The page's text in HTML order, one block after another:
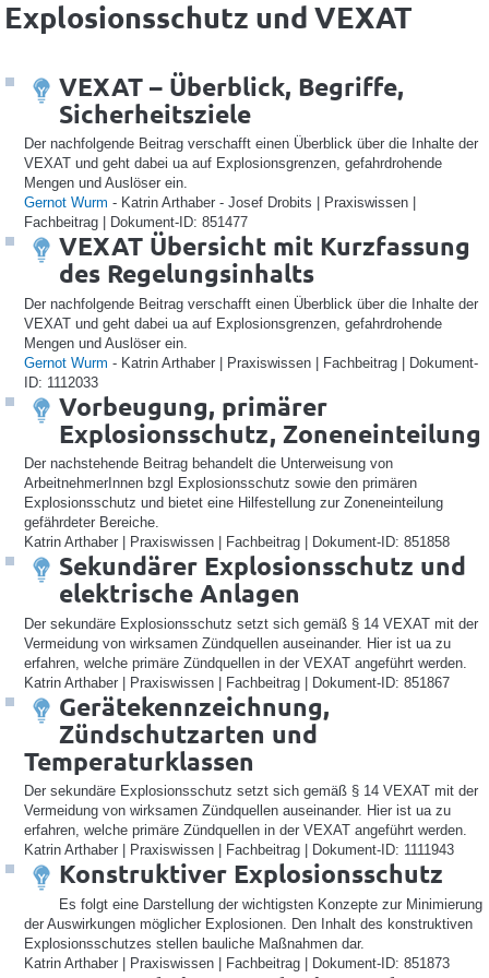
Explosionsschutz und VEXAT
VEXAT – Überblick, Begriffe,
Sicherheitsziele
Der nachfolgende Beitrag verschafft einen Überblick über die Inhalte der
VEXAT und geht dabei ua auf Explosionsgrenzen, gefahrdrohende
Mengen und Auslöser ein.
Gernot Wurm - Katrin Arthaber - Josef Drobits | Praxiswissen |
Fachbeitrag | Dokument-ID: 851477
VEXAT Übersicht mit Kurzfassung
des Regelungsinhalts
Der nachfolgende Beitrag verschafft einen Überblick über die Inhalte der
VEXAT und geht dabei ua auf Explosionsgrenzen, gefahrdrohende
Mengen und Auslöser ein.
Gernot Wurm - Katrin Arthaber | Praxiswissen | Fachbeitrag | Dokument-
ID: 1112033
Vorbeugung, primärer
Explosionsschutz, Zoneneinteilung
Der nachstehende Beitrag behandelt die Unterweisung von
ArbeitnehmerInnen bzgl Explosionsschutz sowie den primären
Explosionsschutz und bietet eine Hilfestellung zur Zoneneinteilung
gefährdeter Bereiche.
Katrin Arthaber | Praxiswissen | Fachbeitrag | Dokument-ID: 851858
Sekundärer Explosionsschutz und
elektrische Anlagen
Der sekundäre Explosionsschutz setzt sich gemäß § 14 VEXAT mit der
Vermeidung von wirksamen Zündquellen auseinander. Hier ist ua zu
erfahren, welche primäre Zündquellen in der VEXAT angeführt werden.
Katrin Arthaber | Praxiswissen | Fachbeitrag | Dokument-ID: 851867
Gerätekennzeichnung,
Zündschutzarten und
Temperaturklassen
Der sekundäre Explosionsschutz setzt sich gemäß § 14 VEXAT mit der
Vermeidung von wirksamen Zündquellen auseinander. Hier ist ua zu
erfahren, welche primäre Zündquellen in der VEXAT angeführt werden.
Katrin Arthaber | Praxiswissen | Fachbeitrag | Dokument-ID: 1111943
Konstruktiver Explosionsschutz
Es folgt eine Darstellung der wichtigsten Konzepte zur Minimierung
der Auswirkungen möglicher Explosionen. Den Inhalt des konstruktiven
Explosionsschutzes stellen bauliche Maßnahmen dar.
Katrin Arthaber | Praxiswissen | Fachbeitrag | Dokument-ID: 851873